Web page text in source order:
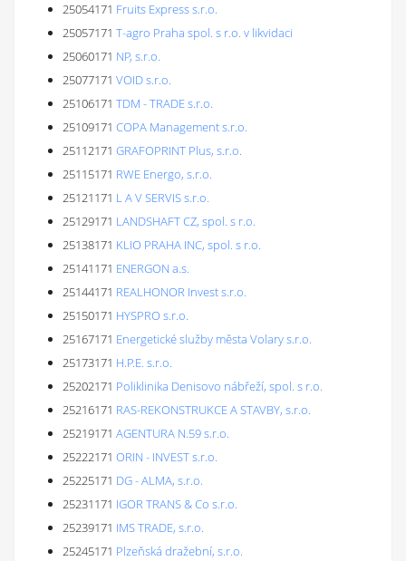
25054171 Fruits Express s.r.o.
25057171 T-agro Praha spol. s r.o. v likvidaci
25060171 NP, s.r.o.
25077171 VOID s.r.o.
25106171 TDM - TRADE s.r.o.
25109171 COPA Management s.r.o.
25112171 GRAFOPRINT Plus, s.r.o.
25115171 RWE Energo, s.r.o.
25121171 L A V SERVIS s.r.o.
25129171 LANDSHAFT CZ, spol. s r.o.
25138171 KLIO PRAHA INC, spol. s r.o.
25141171 ENERGON a.s.
25144171 REALHONOR Invest s.r.o.
25150171 HYSPRO s.r.o.
25167171 Energetické služby města Volary s.r.o.
25173171 H.P.E. s.r.o.
25202171 Poliklinika Denisovo nábřeží, spol. s r.o.
25216171 RAS-REKONSTRUKCE A STAVBY, s.r.o.
25219171 AGENTURA N.59 s.r.o.
25222171 ORIN - INVEST s.r.o.
25225171 DG - ALMA, s.r.o.
25231171 IGOR TRANS & Co s.r.o.
25239171 IMS TRADE, s.r.o.
25245171 Plzeňská dražební, s.r.o.